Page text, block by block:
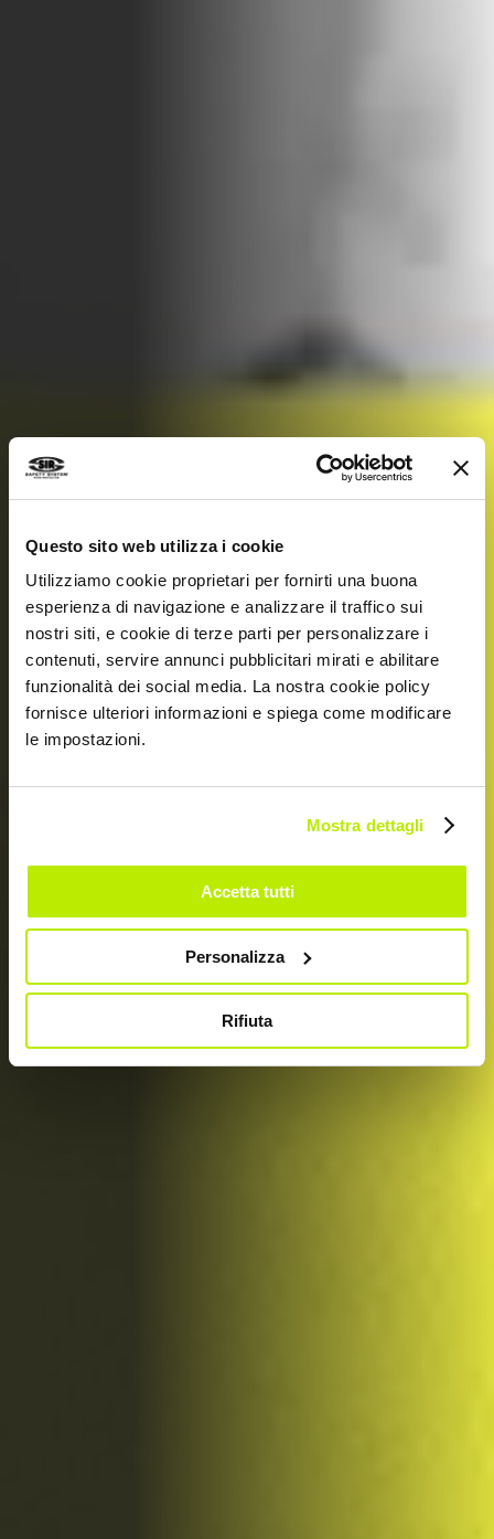
Questo sito web utilizza i cookie
Utilizziamo cookie proprietari per fornirti una buona
esperienza di navigazione e analizzare il traffico sui
nostri siti, e cookie di terze parti per personalizzare i
contenuti, servire annunci pubblicitari mirati e abilitare
funzionalità dei social media. La nostra cookie policy
fornisce ulteriori informazioni e spiega come modificare
le impostazioni.
Mostra dettagli
Accetta tutti
Personalizza
Rifiuta
DAL 1979
YOUR
PROTECTOR